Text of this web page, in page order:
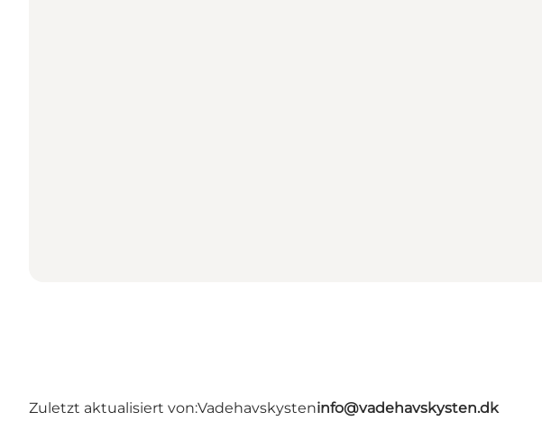
Zuletzt aktualisiert von:Vadehavskysteninfo@vadehavskysten.dk